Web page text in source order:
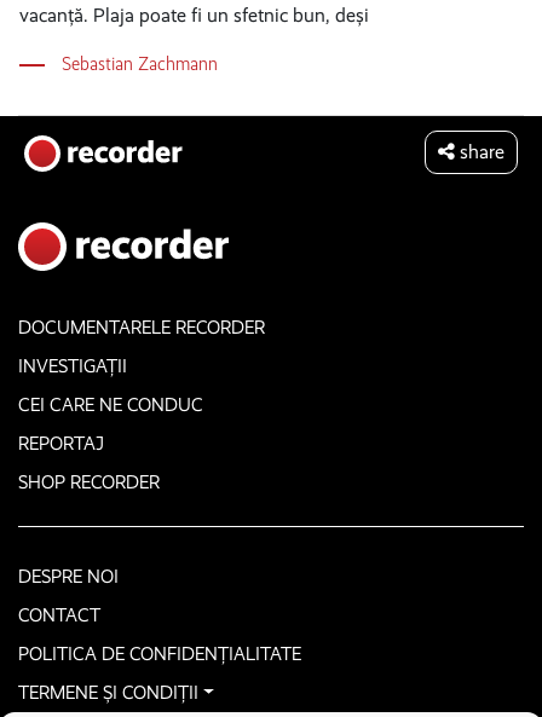
vacanță. Plaja poate fi un sfetnic bun, deși
Sebastian Zachmann
share
DOCUMENTARELE RECORDER
INVESTIGAȚII
CEI CARE NE CONDUC
REPORTAJ
SHOP RECORDER
DESPRE NOI
CONTACT
POLITICA DE CONFIDENȚIALITATE
TERMENE ȘI CONDIȚII